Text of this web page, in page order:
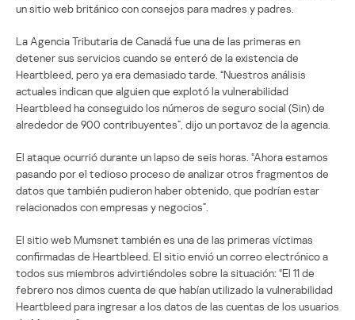
un sitio web británico con consejos para madres y padres.
La Agencia Tributaria de Canadá fue una de las primeras en
detener sus servicios cuando se enteró de la existencia de
Heartbleed, pero ya era demasiado tarde. “Nuestros análisis
actuales indican que alguien que explotó la vulnerabilidad
Heartbleed ha conseguido los números de seguro social (Sin) de
alrededor de 900 contribuyentes”, dijo un portavoz de la agencia.
El ataque ocurrió durante un lapso de seis horas. “Ahora estamos
pasando por el tedioso proceso de analizar otros fragmentos de
datos que también pudieron haber obtenido, que podrían estar
relacionados con empresas y negocios”.
El sitio web Mumsnet también es una de las primeras víctimas
confirmadas de Heartbleed. El sitio envió un correo electrónico a
todos sus miembros advirtiéndoles sobre la situación: “El 11 de
febrero nos dimos cuenta de que habían utilizado la vulnerabilidad
Heartbleed para ingresar a los datos de las cuentas de los usuarios